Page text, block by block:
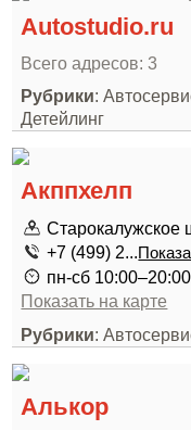
Autostudio.ru
Всего адресов: 3
Рубрики:
Детейлинг
Акппхелп
Старокалужское
+7 (499) 2...
пн-сб 10:00–20:00
Показать на карте
Рубрики:
Алькор